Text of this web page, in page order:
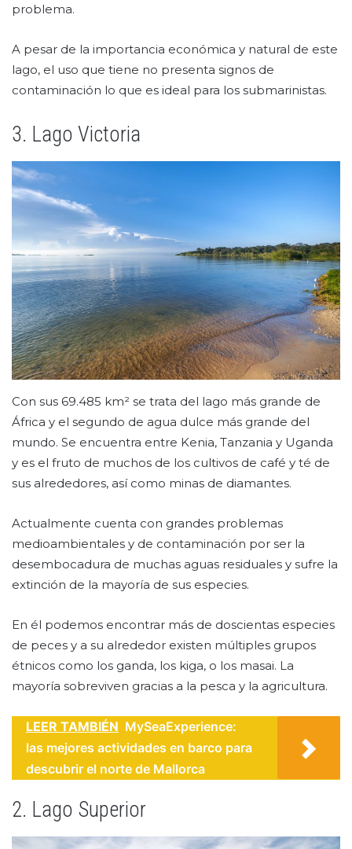
problema.
A pesar de la importancia económica y natural de este
lago, el uso que tiene no presenta signos de
contaminación lo que es ideal para los submarinistas.
3. Lago Victoria
Con sus 69.485 km² se trata del lago más grande de
África y el segundo de agua dulce más grande del
mundo. Se encuentra entre Kenia, Tanzania y Uganda
y es el fruto de muchos de los cultivos de café y té de
sus alrededores, así como minas de diamantes.
Actualmente cuenta con grandes problemas
medioambientales y de contaminación por ser la
desembocadura de muchas aguas residuales y sufre la
extinción de la mayoría de sus especies.
En él podemos encontrar más de doscientas especies
de peces y a su alrededor existen múltiples grupos
étnicos como los ganda, los kiga, o los masai. La
mayoría sobreviven gracias a la pesca y la agricultura.
LEER TAMBIÉN MySeaExperience:
las mejores actividades en barco para
descubrir el norte de Mallorca
2. Lago Superior